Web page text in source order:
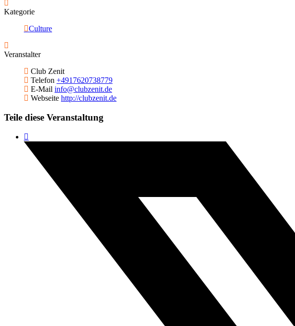
Kategorie
Culture
Veranstalter
Club Zenit
Telefon +4917620738779
E-Mail info@clubzenit.de
Webseite http://clubzenit.de
Teile diese Veranstaltung